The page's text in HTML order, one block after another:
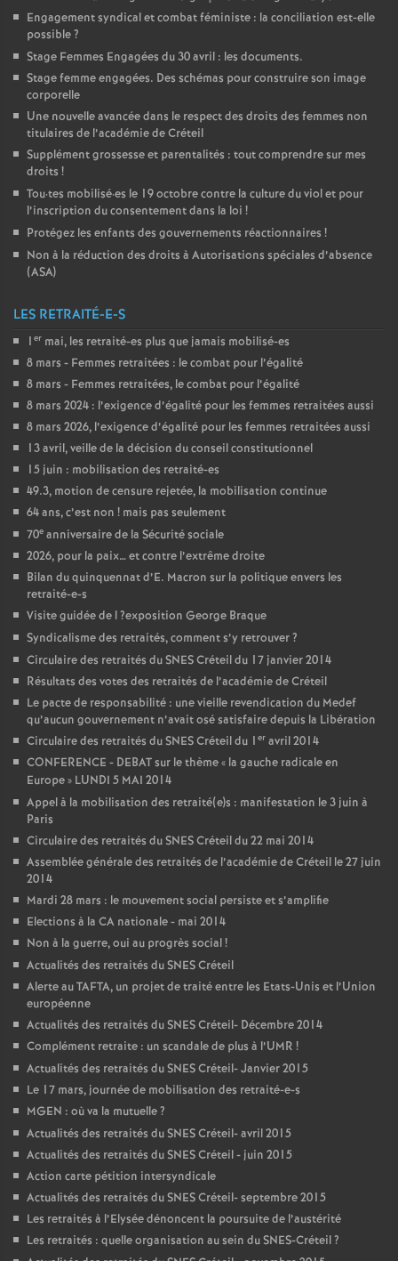
Engagement syndical et combat féministe : la conciliation est-elle
possible?
Stage Femmes Engagées du 30 avril : les documents.
Stage femme engagées. Des schémas pour construire son image
corporelle
Une nouvelle avancée dans le respect des droits des femmes non
titulaires de l’académie de Créteil
Supplément grossesse et parentalités : tout comprendre sur mes
droits !
Tou·tes mobilisé·es le 19 octobre contre la culture du viol et pour
l’inscription du consentement dans la loi !
Protégez les enfants des gouvernements réactionnaires !
Non à la réduction des droits à Autorisations spéciales d’absence
(ASA)
LES RETRAITÉ-E-S
1 er mai, les retraité-es plus que jamais mobilisé-es
8 mars - Femmes retraitées : le combat pour l’égalité
8 mars - Femmes retraitées, le combat pour l’égalité
8 mars 2024 : l’exigence d’égalité pour les femmes retraitées aussi
8 mars 2026, l’exigence d’égalité pour les femmes retraitées aussi
13 avril, veille de la décision du conseil constitutionnel
15 juin : mobilisation des retraité-es
49.3, motion de censure rejetée, la mobilisation continue
64 ans, c’est non ! mais pas seulement
70e anniversaire de la Sécurité sociale
2026, pour la paix… et contre l’extrême droite
Bilan du quinquennat d’E. Macron sur la politique envers les
retraité-e-s
Visite guidée de l?exposition George Braque
Syndicalisme des retraités, comment s’y retrouver?
Circulaire des retraités duSNESCréteil du 17 janvier 2014
Résultats des votes des retraités de l’académie de Créteil
Le pacte de responsabilité : une vieille revendication du Medef
qu’aucun gouvernement n’avait osé satisfaire depuis la Libération
Circulaire des retraités duSNESCréteil du 1 er avril 2014
CONFERENCE - DEBATsur le thème « la gauche radicale en
Europe» LUNDI 5 MAI 2014
Appel à la mobilisation des retraité(e)s : manifestation le 3 juin à
Paris
Circulaire des retraités duSNESCréteil du 22 mai 2014
Assemblée générale des retraités de l’académie de Créteil le 27 juin
2014
Mardi 28 mars : le mouvement social persiste et s’amplifie
Elections à la CA nationale - mai 2014
Non à la guerre, oui au progrès social!
Actualités des retraités duSNESCréteil
Alerte auTAFTA, un projet de traité entre les Etats-Unis et l’Union
européenne
Actualités des retraités duSNESCréteil- Décembre 2014
Complément retraite : un scandale de plus à l’UMR !
Actualités des retraités duSNESCréteil- Janvier 2015
Le 17 mars, journée de mobilisation des retraité-e-s
MGEN : où va la mutuelle?
Actualités des retraités duSNESCréteil- avril 2015
Actualités des retraités duSNESCréteil - juin 2015
Action carte pétition intersyndicale
Actualités des retraités duSNESCréteil- septembre 2015
Les retraités à l’Elysée dénoncent la poursuite de l’austérité
Les retraités : quelle organisation au sein duSNES-Créteil?